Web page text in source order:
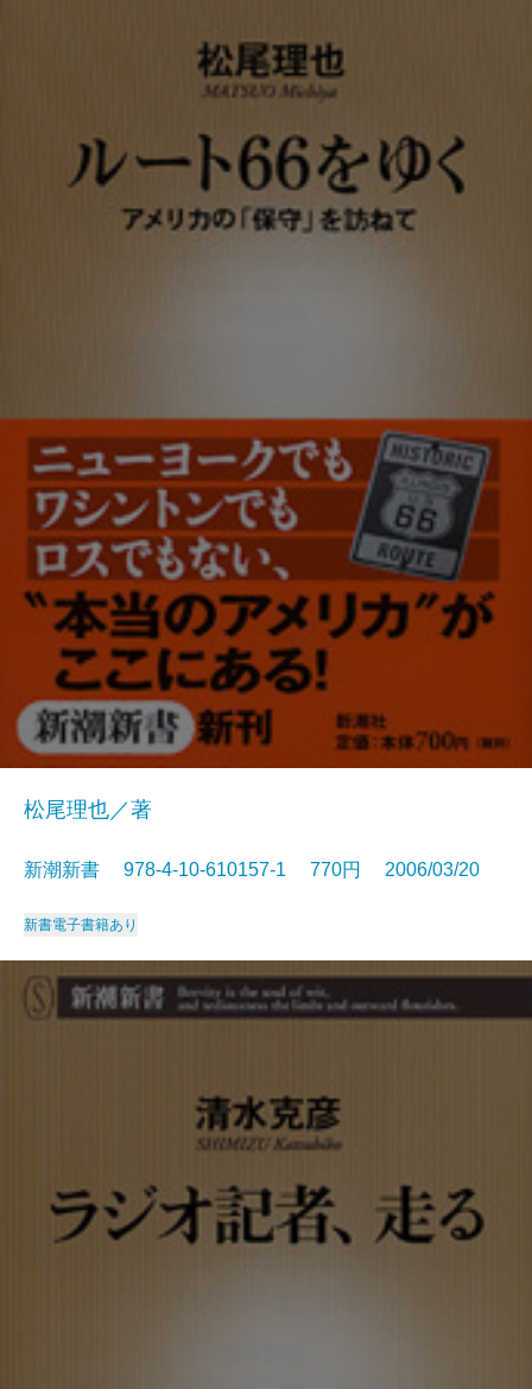
松尾理也／著
新潮新書 978-4-10-610157-1 770円 2006/03/20
新書電子書籍あり